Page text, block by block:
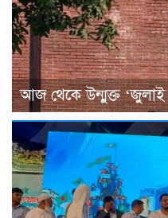
আজ থেকে উন্মুক্ত ‘জুলাই